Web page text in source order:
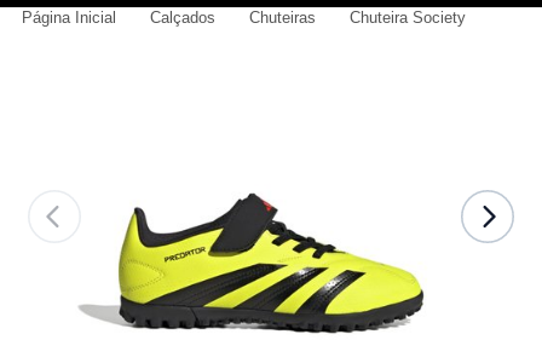
Página Inicial Calçados Chuteiras Chuteira Society